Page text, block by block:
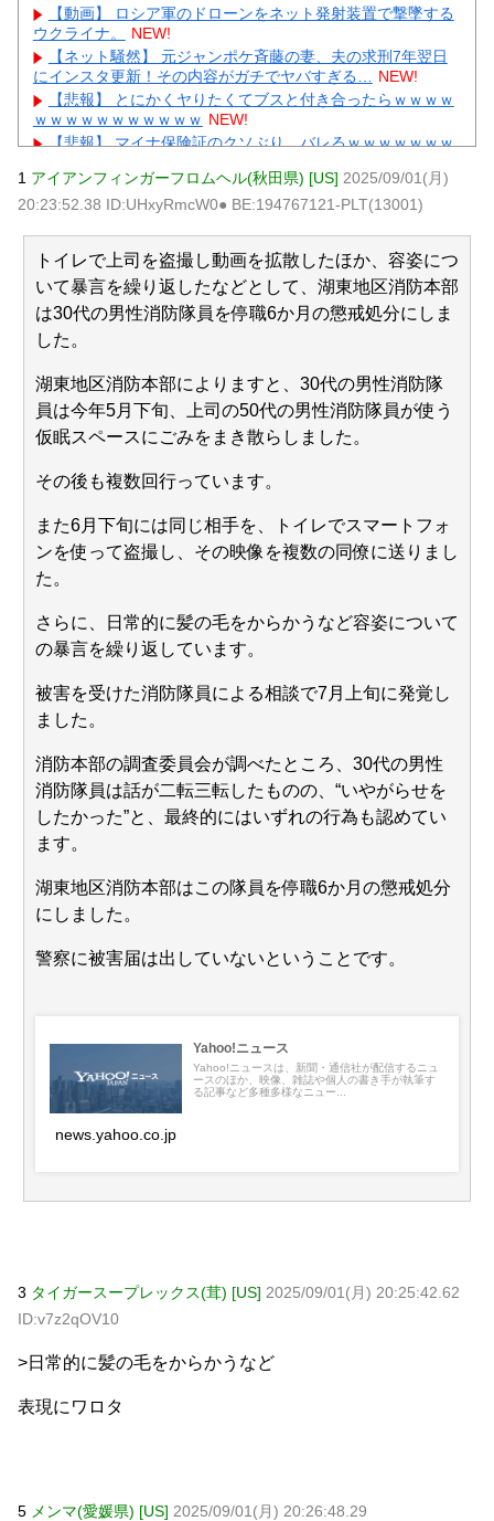
【動画】 ロシア軍のドローンをネット発射装置で撃墜する
ウクライナ。
NEW!
【ネット騒然】 元ジャンポケ斉藤の妻、夫の求刑7年翌日
にインスタ更新！その内容がガチでヤバすぎる…
NEW!
【悲報】 とにかくヤりたくてブスと付き合ったらｗｗｗｗ
ｗｗｗｗｗｗｗｗｗｗｗ NEW!
【悲報】 マイナ保険証のクソぶり、バレるｗｗｗｗｗｗｗ
【画像】 週刊少年ジャンプ、「ロクのおかしな家」とかい
う微妙な漫画を巻頭カラーにしたせいで100万部切る NEW!
て数年後、因果応報を思わせる出来事が…
【驚愕】GLAYのTERU”55歳激変”にガル民総ツッコミ→鼻
科学論争に発展ｗｗｗ NEW!
【物議】辻希美、中2息子の荷造り全代行→ガル民「駄目男
製造」大激論ｗｗｗ
パチンコ京楽産業に譲渡【ノース・リバー】【窪田康志】
元AKB社長、22億円申告漏れ 乃木坂46運営会社の株式を
パチンコ京楽産業に譲渡【ノース・リバー】【窪田康志】
Powered by livedoor 相互RSS
1 アイアンフィンガーフロムヘル(秋田県) [US] 2025/09/01(月)
20:23:52.38 ID:UHxyRmcW0● BE:194767121-PLT(13001)
トイレで上司を盗撮し動画を拡散したほか、容姿につ
いて暴言を繰り返したなどとして、湖東地区消防本部
は30代の男性消防隊員を停職6か月の懲戒処分にしま
した。
湖東地区消防本部によりますと、30代の男性消防隊
員は今年5月下旬、上司の50代の男性消防隊員が使う
仮眠スペースにごみをまき散らしました。
その後も複数回行っています。
また6月下旬には同じ相手を、トイレでスマートフォ
ンを使って盗撮し、その映像を複数の同僚に送りまし
た。
さらに、日常的に髪の毛をからかうなど容姿について
の暴言を繰り返しています。
被害を受けた消防隊員による相談で7月上旬に発覚し
ました。
消防本部の調査委員会が調べたところ、30代の男性
消防隊員は話が二転三転したものの、“いやがらせを
したかった”と、最終的にはいずれの行為も認めてい
ます。
湖東地区消防本部はこの隊員を停職6か月の懲戒処分
にしました。
警察に被害届は出していないということです。
Yahoo!ニュース
Yahoo!ニュースは、新聞・通信社が配信するニュ
ースのほか、映像、雑誌や個人の書き手が執筆す
る記事など多種多様なニュー...
news.yahoo.co.jp
3 タイガースープレックス(茸) [US] 2025/09/01(月) 20:25:42.62
ID:v7z2qOV10
>日常的に髪の毛をからかうなど
表現にワロタ
5 メンマ(愛媛県) [US] 2025/09/01(月) 20:26:48.29